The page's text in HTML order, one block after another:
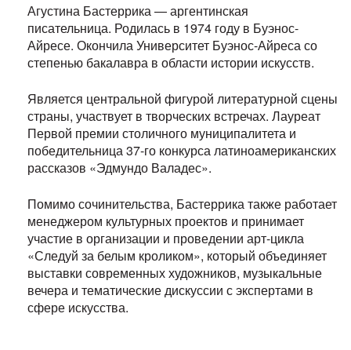
Агустина Бастеррика — аргентинская
писательница. Родилась в 1974 году в Буэнос-
Айресе. Окончила Университет Буэнос-Айреса со
степенью бакалавра в области истории искусств.
Является центральной фигурой литературной сцены
страны, участвует в творческих встречах. Лауреат
Первой премии столичного муниципалитета и
победительница 37-го конкурса латиноамериканских
рассказов «Эдмундо Валадес».
Помимо сочинительства, Бастеррика также работает
менеджером культурных проектов и принимает
участие в организации и проведении арт-цикла
«Следуй за белым кроликом», который объединяет
выставки современных художников, музыкальные
вечера и тематические дискуссии с экспертами в
сфере искусства.